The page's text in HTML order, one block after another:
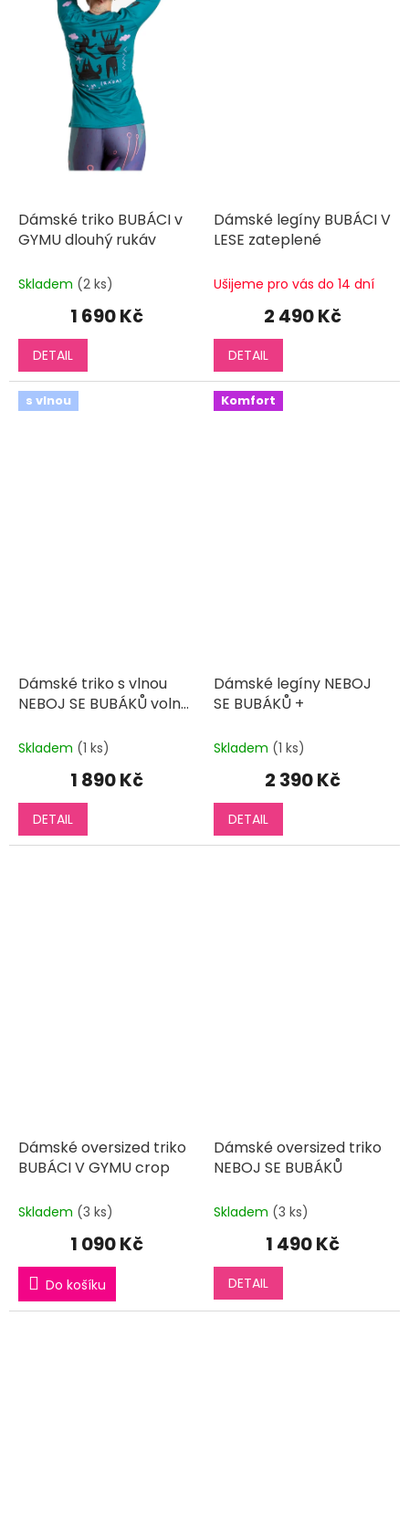
Dámské triko BUBÁCI v
GYMU dlouhý rukáv
Skladem (2 ks)
1 690 Kč
DETAIL
Dámské legíny BUBÁCI V
LESE zateplené
Ušijeme pro vás do 14 dní
2 490 Kč
DETAIL
s vlnou
Dámské triko s vlnou
NEBOJ SE BUBÁKŮ volný
Skladem (1 ks)
1 890 Kč
DETAIL
Komfort
Dámské legíny NEBOJ
SE BUBÁKŮ +
Skladem (1 ks)
2 390 Kč
DETAIL
Dámské oversized triko
BUBÁCI V GYMU crop
Skladem (3 ks)
1 090 Kč
Do košíku
Dámské oversized triko
NEBOJ SE BUBÁKŮ
Skladem (3 ks)
1 490 Kč
DETAIL